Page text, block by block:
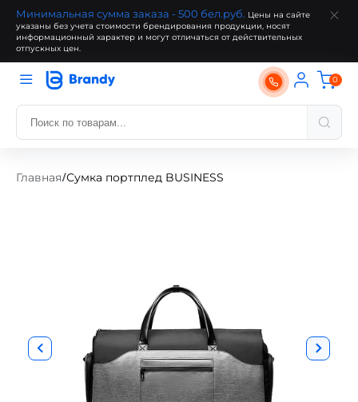
Минимальная сумма заказа - 500 бел.руб. Цены на сайте
указаны без учета стоимости брендирования продукции, носят
информационный характер и могут отличаться от действительных
отпускных цен.
0
Главная/Сумка портплед BUSINESS